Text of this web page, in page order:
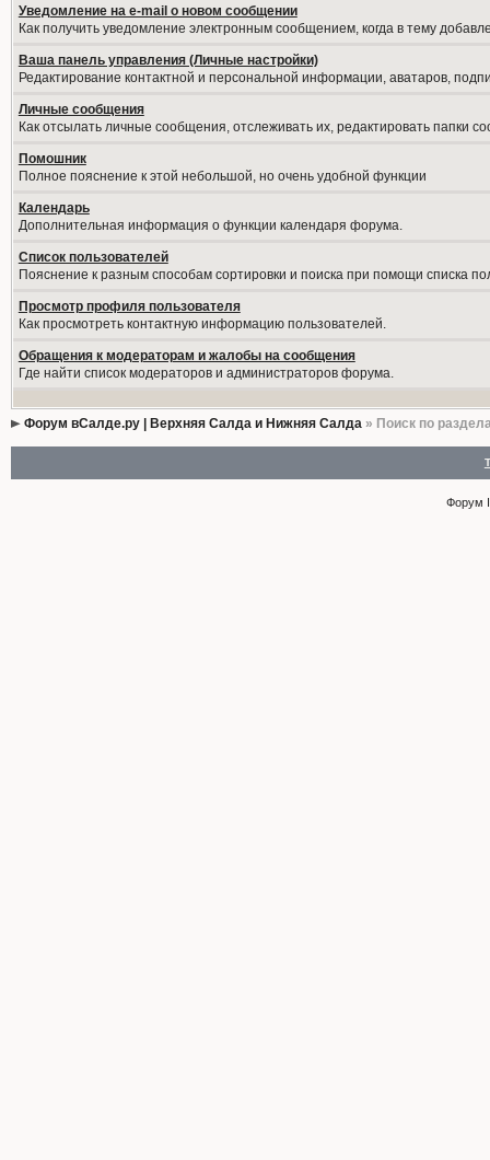
Уведомление на е-mail о новом сообщении
Как получить уведомление электронным сообщением, когда в тему
Ваша панель управления (Личные настройки)
Редактирование контактной и персональной информации, аватаров,
Личные сообщения
Как отсылать личные сообщения, отслеживать их, редактировать папки
Помошник
Полное пояснение к этой небольшой, но очень удобной функции
Календарь
Дополнительная информация о функции календаря форума.
Список пользователей
Пояснение к разным способам сортировки и поиска при помощи списка
Просмотр профиля пользователя
Как просмотреть контактную информацию пользователей.
Обращения к модераторам и жалобы на сообщения
Где найти список модераторов и администраторов форума.
Форум вСалде.ру | Верхняя Салда и Нижняя Салда» Поиск по
Форум